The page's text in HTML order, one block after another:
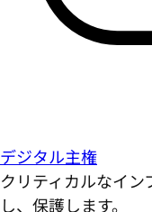
デジタル主権
クリティカルなイ
し、保護します。